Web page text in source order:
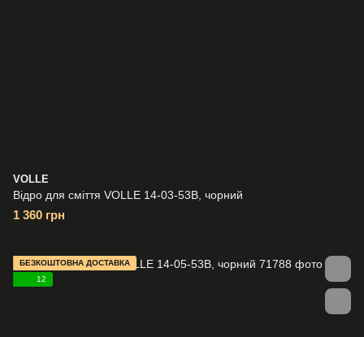
VOLLE
Відро для сміття VOLLE 14-03-53B, чорний
1 360 грн
БЕЗКОШТОВНА ДОСТАВКА
12